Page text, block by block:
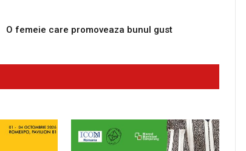
O femeie care promoveaza bunul gust